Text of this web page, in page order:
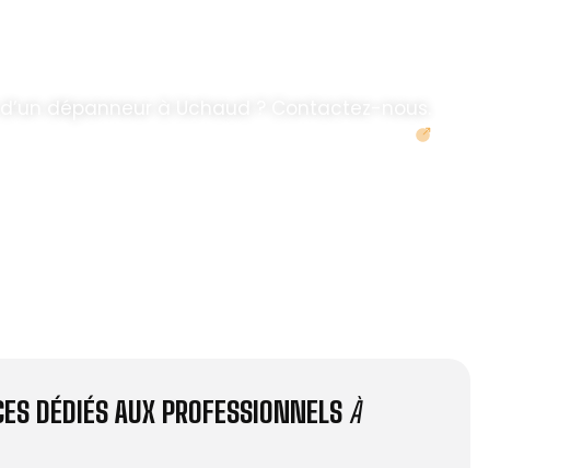
d’un dépanneur à Uchaud ? Contactez-nous.
DÉDIÉS AUX PROFESSIONNELS À